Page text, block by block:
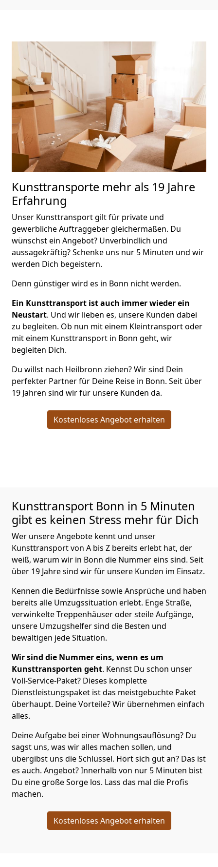
Kunsttransporte mehr als 19 Jahre
Erfahrung
Unser Kunsttransport gilt für private und
gewerbliche Auftraggeber gleichermaßen. Du
wünschst ein Angebot? Unverbindlich und
aussagekräftig? Schenke uns nur 5 Minuten und wir
werden Dich begeistern.
Denn günstiger wird es in Bonn nicht werden.
Ein Kunsttransport ist auch immer wieder ein
Neustart. Und wir lieben es, unsere Kunden dabei
zu begleiten. Ob nun mit einem Kleintransport oder
mit einem Kunsttransport in Bonn geht, wir
begleiten Dich.
Du willst nach Heilbronn ziehen? Wir sind Dein
perfekter Partner für Deine Reise in Bonn. Seit über
19 Jahren sind wir für unsere Kunden da.
Kostenloses Angebot erhalten
Kunsttransport Bonn in 5 Minuten
gibt es keinen Stress mehr für Dich
Wer unsere Angebote kennt und unser
Kunsttransport von A bis Z bereits erlebt hat, der
weiß, warum wir in Bonn die Nummer eins sind. Seit
über 19 Jahre sind wir für unsere Kunden im Einsatz.
Kennen die Bedürfnisse sowie Ansprüche und haben
bereits alle Umzugssituation erlebt. Enge Straße,
verwinkelte Treppenhäuser oder steile Aufgänge,
unsere Umzugshelfer sind die Besten und
bewältigen jede Situation.
Wir sind die Nummer eins, wenn es um
Kunsttransporten geht. Kennst Du schon unser
Voll-Service-Paket? Dieses komplette
Dienstleistungspaket ist das meistgebuchte Paket
überhaupt. Deine Vorteile? Wir übernehmen einfach
alles.
Deine Aufgabe bei einer Wohnungsauflösung? Du
sagst uns, was wir alles machen sollen, und
übergibst uns die Schlüssel. Hört sich gut an? Das ist
es auch. Angebot? Innerhalb von nur 5 Minuten bist
Du eine große Sorge los. Lass das mal die Profis
machen.
Kostenloses Angebot erhalten